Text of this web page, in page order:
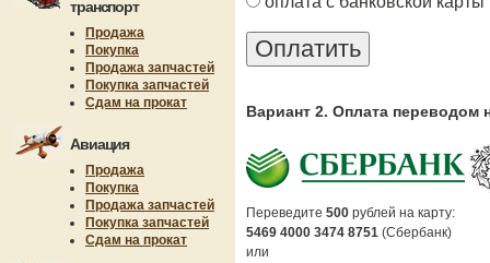
транспорт
Продажа
Покупка
Продажа запчастей
Покупка запчастей
Сдам на прокат
Авиация
Продажа
Покупка
Продажа запчастей
Покупка запчастей
Сдам на прокат
Вариант 2. Оплата переводом
Переведите 500 рублей на карту:
5469 4000 3474 8751 (Сбербанк)
или